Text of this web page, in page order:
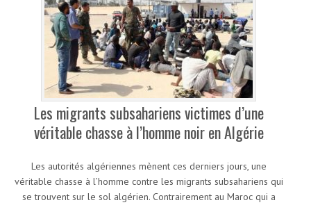
Les migrants subsahariens victimes d’une
véritable chasse à l’homme noir en Algérie
Les autorités algériennes mènent ces derniers jours, une
véritable chasse à l’homme contre les migrants subsahariens qui
se trouvent sur le sol algérien. Contrairement au Maroc qui a